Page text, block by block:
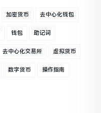
加密货币 去中心化钱包
钱包 助记词
去中心化交易所 虚拟货币
数字货币 操作指南